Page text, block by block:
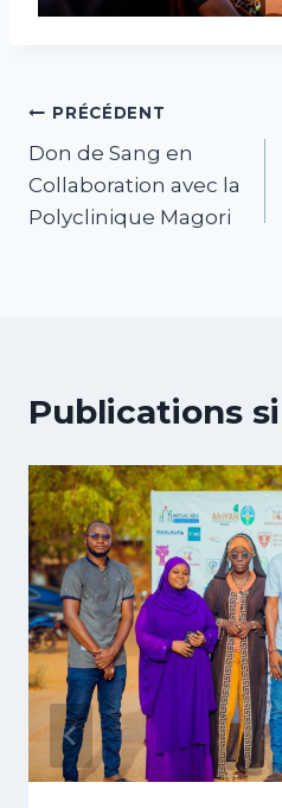
PRÉCÉDENT
Don de Sang en
Collaboration avec la
Polyclinique Magori
Publications